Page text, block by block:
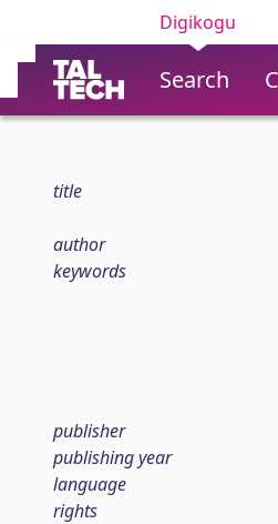
Digikogu
Search
title
author
keywords
publisher
publishing year
language
rights